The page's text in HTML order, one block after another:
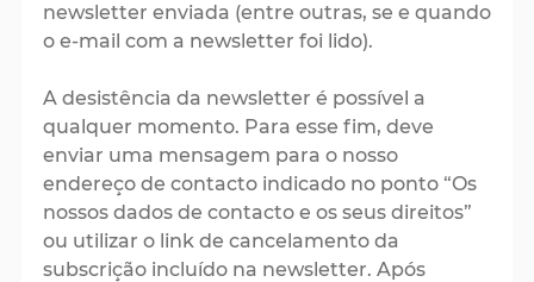
newsletter enviada (entre outras, se e quando
o e-mail com a newsletter foi lido).
A desistência da newsletter é possível a
qualquer momento. Para esse fim, deve
enviar uma mensagem para o nosso
endereço de contacto indicado no ponto “Os
nossos dados de contacto e os seus direitos”
ou utilizar o link de cancelamento da
subscrição incluído na newsletter. Após